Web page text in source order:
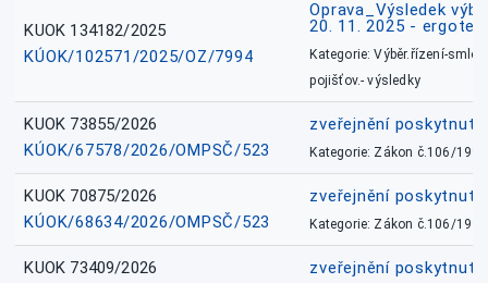
KUOK 134182/2025
KÚOK/102571/2025/OZ/7994
Oprava_Výsledek
20. 11. 2025 -
Kategorie: Výběr.řízení-
pojišťov.- výsledky
KUOK 73855/2026
KÚOK/67578/2026/OMPSČ/523
zveřejnění
Kategorie: Zákon č.106/1999
KUOK 70875/2026
KÚOK/68634/2026/OMPSČ/523
zveřejnění
Kategorie: Zákon č.106/1999
KUOK 73409/2026
zveřejnění